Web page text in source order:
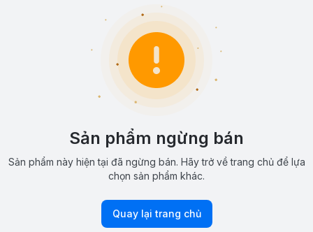
Sản phẩm ngừng bán
Sản phẩm này hiện tại đã ngừng bán. Hãy trở về trang chủ để lựa
chọn sản phẩm khác.
Quay lại trang chủ